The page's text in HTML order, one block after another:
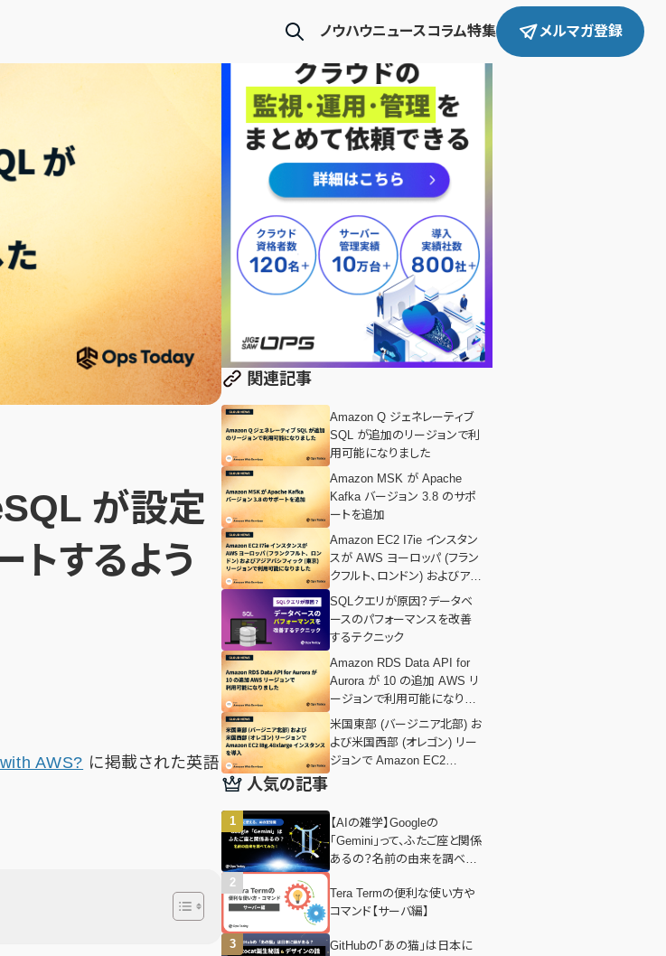
ノウハウニュースコラム特集 メルマガ登録
が設定
トするよう
AWS? に掲載された英語
関連記事
Amazon Q ジェネレーティブ
SQL が追加のリージョンで利
用可能になりました
Amazon MSK が Apache
Kafka バージョン 3.8 のサポ
ートを追加
Amazon EC2 I7ie インスタン
スが AWS ヨーロッパ (フラン
クフルト、ロンドン) およびアジ
アパシフィック (東京) リージョ
ンで利用可能になりました
SQLクエリが原因？データベ
ースのパフォーマンスを改善
するテクニック
Amazon RDS Data API for
Aurora が 10 の追加 AWS リ
ージョンで利用可能になりま
した
米国東部 (バージニア北部) お
よび米国西部 (オレゴン) リー
ジョンで Amazon EC2
人気の記事
【AIの雑学】Googleの
「Gemini」って、ふたご座と関係
あるの？名前の由来を調べて
Tera Termの便利な使い方や
コマンド【サーバ編】
GitHubの「あの猫」は日本に